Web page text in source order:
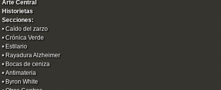
Arte Central
Historietas
Secciones:
•Caído del zarzo
•Crónica Verde
• Estilario
• Rayadura Alzheimer
• Bocas de ceniza
•Antimateria
• Byron White